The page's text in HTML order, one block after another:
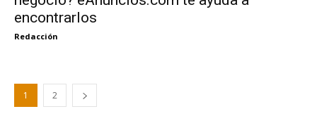
encontrarlos
Redacción
1 2